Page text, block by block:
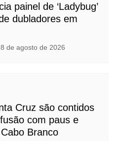
painel de ‘Ladybug’
dubladores em
8 de agosto de 2026
Cruz são contidos
com paus e
Branco